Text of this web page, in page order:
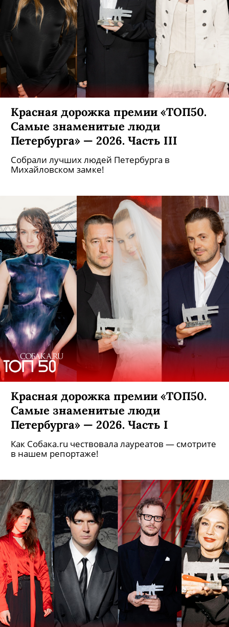
Красная дорожка премии «ТОП50.
Самые знаменитые люди
Петербурга» — 2026. Часть III
Собрали лучших людей Петербурга в
Михайловском замке!
Красная дорожка премии «ТОП50.
Самые знаменитые люди
Петербурга» — 2026. Часть I
Как Собака.ru чествовала лауреатов — смотрите
в нашем репортаже!